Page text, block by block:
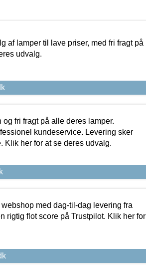
af lamper til lave priser, med fri fragt på
udvalg.
fri fragt på alle deres lamper.
kundeservice. Levering sker
Klik her for at se deres udvalg.
med dag-til-dag levering fra
rigtig flot score på Trustpilot. Klik her for